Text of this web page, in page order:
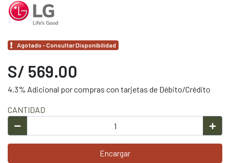
Agotado - Consultar Disponibilidad
S/ 569.00
4.3% Adicional por compras con tarjetas de Débito/Crédito
CANTIDAD
Encargar